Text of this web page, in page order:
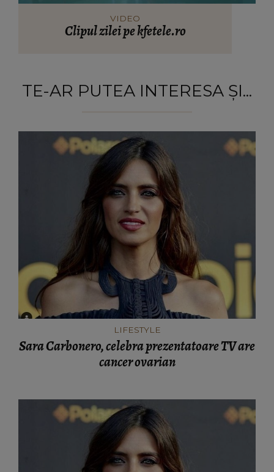
VIDEO
Clipul zilei pe kfetele.ro
TE-AR PUTEA INTERESA ȘI...
LIFESTYLE
Sara Carbonero, celebra prezentatoare TV are
cancer ovarian